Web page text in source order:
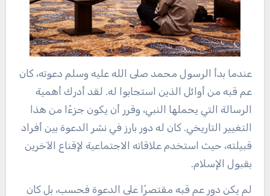
عندما بدأ الرسول محمد صلى الله عليه وسلم دعوته، كان
عم قبه من أوائل الذين استجابوا له. لقد أدرك أهمية
الرسالة التي يحملها النبي، وقرر أن يكون جزءًا من هذا
التغيير التاريخي. كان له دور بارز في نشر الدعوة بين أفراد
قبيلته، حيث استخدم علاقاته الاجتماعية لإقناع الآخرين
بقبول الإسلام.
لم يكن دور عم قبه مقتصرًا على الدعوة فحسب، بل كان